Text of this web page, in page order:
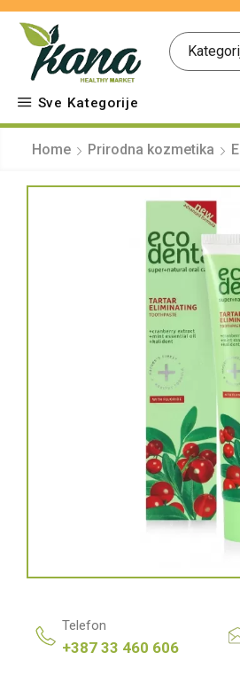
Sve Kategorije
Home Prirodna kozmetika
Telefon
+387 33 460 606